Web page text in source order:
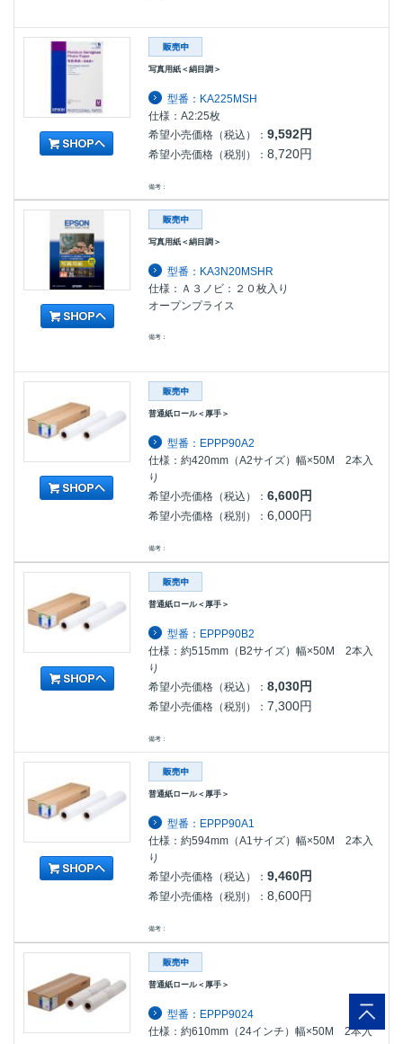
写真用紙＜絹目調＞
型番：KA225MSH
仕様：A2:25枚
希望小売価格（税込）： 9,592円
希望小売価格（税別）： 8,720円
備考：
写真用紙＜絹目調＞
型番：KA3N20MSHR
仕様：Ａ３ノビ：２０枚入り
オープンプライス
備考：
普通紙ロール＜厚手＞
型番：EPPP90A2
仕様：約420mm（A2サイズ）幅×50M 2本入
り
希望小売価格（税込）： 6,600円
希望小売価格（税別）： 6,000円
備考：
普通紙ロール＜厚手＞
型番：EPPP90B2
仕様：約515mm（B2サイズ）幅×50M 2本入
り
希望小売価格（税込）：8,030円
希望小売価格（税別）：7,300円
備考：
普通紙ロール＜厚手＞
型番：EPPP90A1
仕様：約594mm（A1サイズ）幅×50M 2本入
り
希望小売価格（税込）： 9,460円
希望小売価格（税別）： 8,600円
備考：
普通紙ロール＜厚手＞
型番：EPPP9024
仕様：約610mm（24インチ）幅×50M 2本入